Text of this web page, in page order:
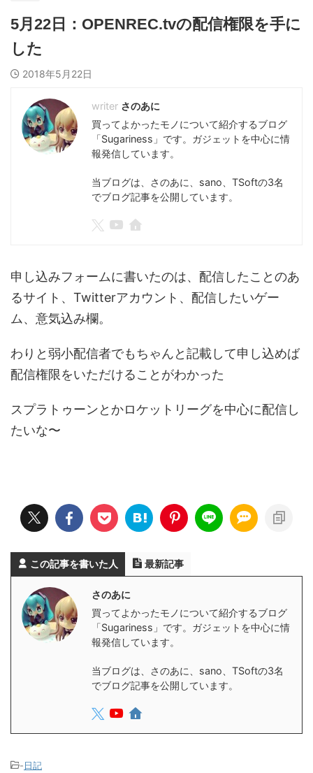
5月22日：OPENREC.tvの配信権限を手に
した
2018年5月22日
さのあに
買ってよかったモノについて紹介するブログ
「Sugariness」です。ガジェットを中心に情
報発信しています。
当ブログは、さのあに、sano、TSoftの3名
でブログ記事を公開しています。
申し込みフォームに書いたのは、配信したことのあ
るサイト、Twitterアカウント、配信したいゲー
ム、意気込み欄。
わりと弱小配信者でもちゃんと記載して申し込めば
配信権限をいただけることがわかった
スプラトゥーンとかロケットリーグを中心に配信し
たいな〜
この記事を書いた人 最新記事
さのあに
買ってよかったモノについて紹介するブログ
「Sugariness」です。ガジェットを中心に情
報発信しています。
当ブログは、さのあに、sano、TSoftの3名
でブログ記事を公開しています。
-日記